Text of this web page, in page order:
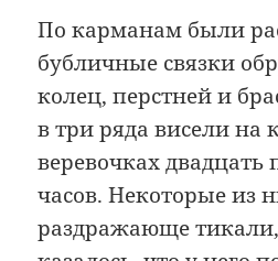
По карманам были
бубличные связки
колец, перстней и
в три ряда висели на
веревочках двадцать
часов. Некоторые из
раздражающе